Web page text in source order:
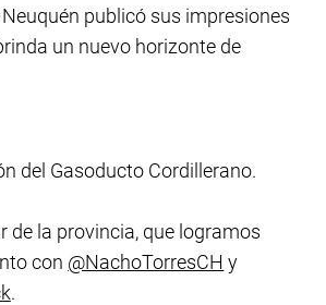
publicó sus impresiones
un nuevo horizonte de
del Gasoducto Cordillerano.
de la provincia, que logramos
con @NachoTorresCH y
.